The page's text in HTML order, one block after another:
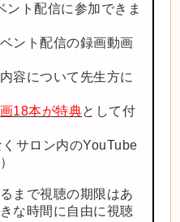
ト配信に参加できま
ント配信の録画動画
容について先生方に
18本が特典として付
サロン内のYouTube
まで視聴の期限はあ
な時間に自由に視聴